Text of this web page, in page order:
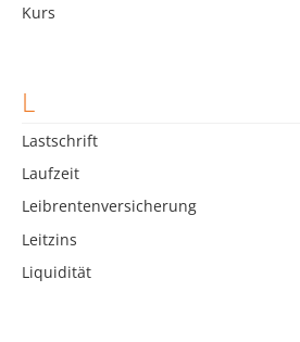
Kurs
L
Lastschrift
Laufzeit
Leibrentenversicherung
Leitzins
Liquidität